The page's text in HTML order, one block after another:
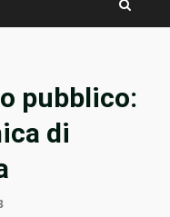
pubblico:
di